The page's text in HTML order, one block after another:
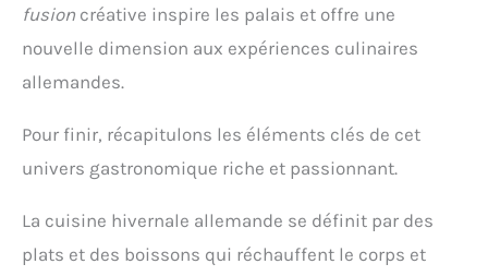
fusion créative inspire les palais et offre une
nouvelle dimension aux expériences culinaires
allemandes.
Pour finir, récapitulons les éléments clés de cet
univers gastronomique riche et passionnant.
La cuisine hivernale allemande se définit par des
plats et des boissons qui réchauffent le corps et